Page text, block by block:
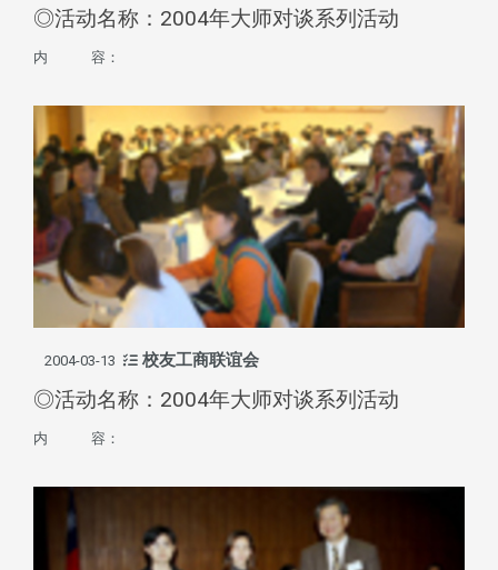
◎活动名称：2004年大师对谈系列活动
内 容：
2004-03-13 校友工商联谊会
◎活动名称：2004年大师对谈系列活动
内 容：